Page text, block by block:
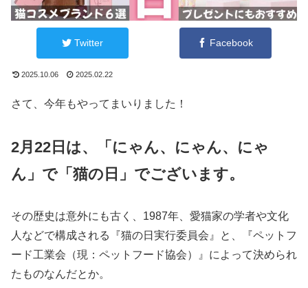
Twitter Facebook
2025.10.06 2025.02.22
さて、今年もやってまいりました！
2月22日は、「にゃん、にゃん、にゃ
ん」で「猫の日」でございます。
その歴史は意外にも古く、1987年、愛猫家の学者や文化
人などで構成される『猫の日実行委員会』と、『ペットフ
ード工業会（現：ペットフード協会）』によって決められ
たものなんだとか。